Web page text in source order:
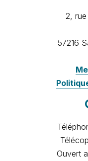
2,
57216
Ouvert